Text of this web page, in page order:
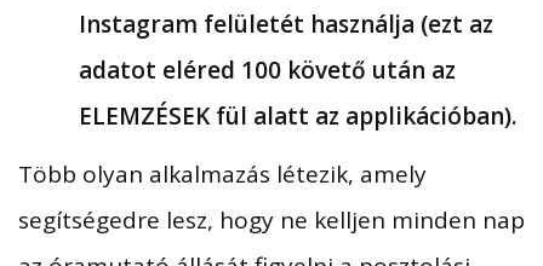
Instagram felületét használja (ezt az
adatot eléred 100 követő után az
ELEMZÉSEK fül alatt az applikációban).
Több olyan alkalmazás létezik, amely
segítségedre lesz, hogy ne kelljen minden nap